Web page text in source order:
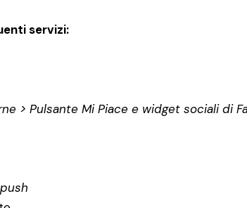
servizi:
> Pulsante Mi Piace e widget sociali di